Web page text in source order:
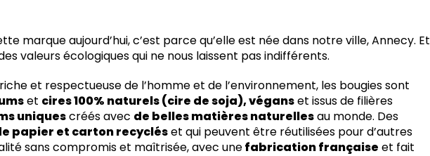
marque aujourd’hui, c’est parce qu’elle est née dans notre ville, Annecy. Et
valeurs écologiques qui ne nous laissent pas indifférents.
et respectueuse de l’homme et de l’environnement, les bougies sont
et cires 100% naturels (cire de soja), véganset issus de filières
uniquescréés avec de belles matières naturellesau monde. Des
papier et carton recycléset qui peuvent être réutilisées pour d’autres
sans compromis et maîtrisée, avec unefabrication française et fait